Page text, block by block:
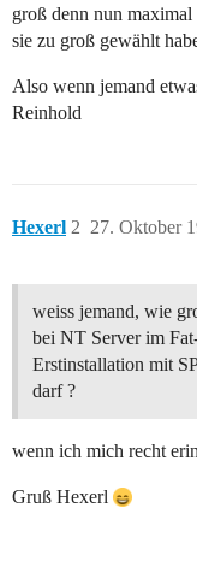
groß denn nun
sie zu groß gewählt
Also wenn jemand
Reinhold
Hexerl 27. Oktober
2
weiss jemand, wie
bei NT Server im
Erstinstallation mit
darf ?
wenn ich mich recht
Gruß Hexerl